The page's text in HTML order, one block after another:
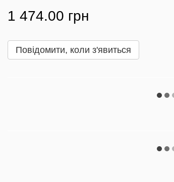
1 474.00 грн
Повідомити, коли з'явиться